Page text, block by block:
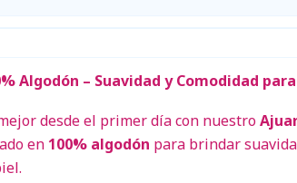
Algodón – Suavidad y Comodidad
desde el primer día con nuestro
en 100% algodón para brindar